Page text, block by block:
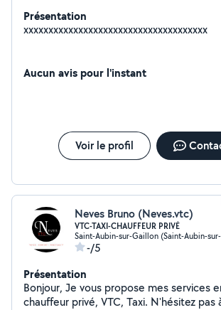
Présentation
xxxxxxxxxxxxxxxxxxxxxxxxxxxxxxxxxxxxx
Aucun avis pour l'instant
Voir le profil
Neves Bruno (Neves.vtc)
VTC-TAXI-CHAUFFEUR PRIVÉ
Saint-Aubin-sur-Gaillon (Saint-Aubin-
-/5
Présentation
Bonjour, Je vous propose mes services
chauffeur privé, VTC, Taxi. N'hésitez